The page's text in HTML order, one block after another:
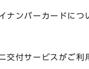
ナンバーカードに
交付サービスがご